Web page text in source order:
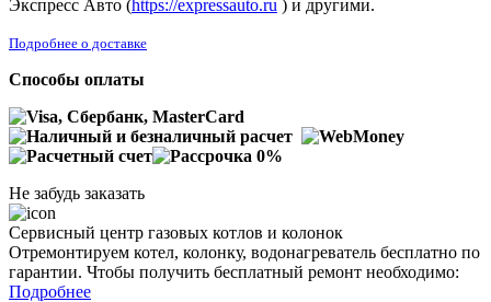
Экспресс Авто (https://expressauto.ru ) и другими.
Подробнее о доставке
Способы оплаты
Не забудь заказать
Сервисный центр газовых котлов и колонок
Отремонтируем котел, колонку, водонагреватель бесплатно по
гарантии. Чтобы получить бесплатный ремонт необходимо:
Подробнее